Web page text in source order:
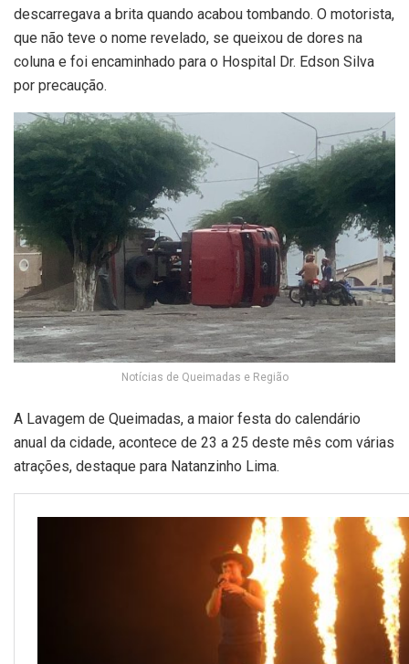
descarregava a brita quando acabou tombando. O motorista,
que não teve o nome revelado, se queixou de dores na
coluna e foi encaminhado para o Hospital Dr. Edson Silva
por precaução.
Notícias de Queimadas e Região
A Lavagem de Queimadas, a maior festa do calendário
anual da cidade, acontece de 23 a 25 deste mês com várias
atrações, destaque para Natanzinho Lima.